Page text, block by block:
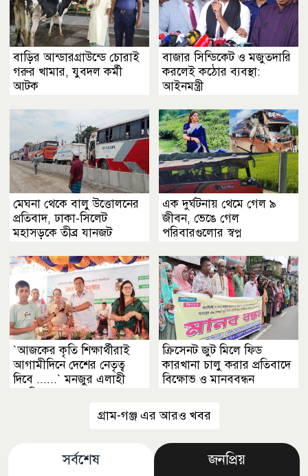
বাড়ির আন্ডারগ্রাউন্ডে চোরাই
গরুর খামার, যুবদল কর্মী
আটক
বাজার সিন্ডিকেট ও মজুতদারি
করলেই কঠোর ব্যবস্থা:
আইনমন্ত্রী
মেঘনা থেকে বালু উত্তোলনের
প্রতিবাদ, ঢাকা-সিলেট
মহাসড়কে তীব্র যানজট
এক দুর্ঘটনায় থেমে গেল ৯
জীবন, ভেঙে গেল
পরিবারগুলোর স্বপ্ন
‍‍`আজকের কৃতি শিক্ষার্থীরাই
আগামীদিনে দেশের নেতৃত্ব
দিবে ......‍‍` মনজুর এলাহী
ক্রিসেনট জুট মিলে ফিড
কারখানা চালু করার প্রতিবাদে
বিক্ষোভ ও মানববন্ধন
গ্রাম-গঞ্জ এর আরও খবর
সর্বশেষ জনপ্রিয়